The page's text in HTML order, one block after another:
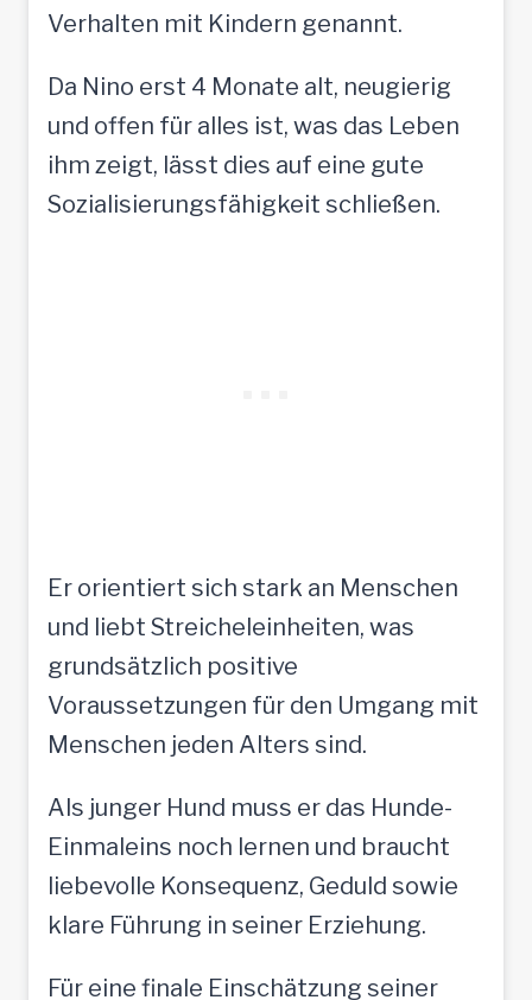
Verhalten mit Kindern genannt.
Da Nino erst 4 Monate alt, neugierig
und offen für alles ist, was das Leben
ihm zeigt, lässt dies auf eine gute
Sozialisierungsfähigkeit schließen.
Er orientiert sich stark an Menschen
und liebt Streicheleinheiten, was
grundsätzlich positive
Voraussetzungen für den Umgang mit
Menschen jeden Alters sind.
Als junger Hund muss er das Hunde-
Einmaleins noch lernen und braucht
liebevolle Konsequenz, Geduld sowie
klare Führung in seiner Erziehung.
Für eine finale Einschätzung seiner